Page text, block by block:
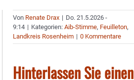
Von Renate Drax | Do. 21.5.2026 -
9:14 | Kategorien:Aib-Stimme, Feuilleton,
Landkreis Rosenheim | 0 Kommentare
Hinterlassen Sie einen